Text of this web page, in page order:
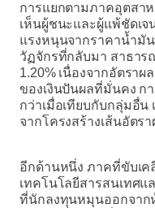
การแยกตามภาคอุตสาห
เห็นผู้ชนะและผู้แพ้ชัดเจ
แรงหนุนจากราคาน้ำมั
วัฏจักรที่กลับมา สาธา
1.20% เนื่องจากอัตรา
ของเงินปันผลที่มั่นคง ก
กว่าเมื่อเทียบกับกลุ่มอื่น
จากโครงสร้างเส้นอัตร
อีกด้านหนึ่ง ภาคที่ขับเค
เทคโนโลยีสารสนเทศแ
ที่นักลงทุนหมุนออกจาก